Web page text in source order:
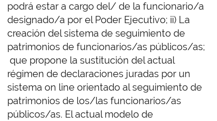
podrá estar a cargo del/ de la funcionario/a
designado/a por el Poder Ejecutivo; ii) La
creación del sistema de seguimiento de
patrimonios de funcionarios/as públicos/as;
que propone la sustitución del actual
régimen de declaraciones juradas por un
sistema on line orientado al seguimiento de
patrimonios de los/las funcionarios/as
públicos/as. El actual modelo de